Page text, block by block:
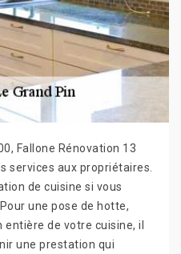
Fallone Rénovation 13
services aux propriétaires.
de cuisine si vous
une pose de hotte,
entière de votre cuisine, il
une prestation qui